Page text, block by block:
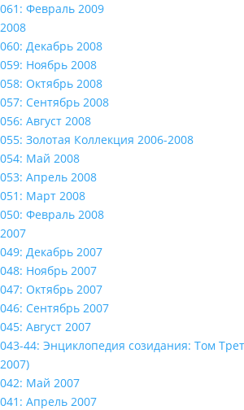
061: Февраль 2009
2008
060: Декабрь 2008
059: Ноябрь 2008
058: Октябрь 2008
057: Сентябрь 2008
056: Август 2008
055: Золотая Коллекция 2006-2008
054: Май 2008
053: Апрель 2008
051: Март 2008
050: Февраль 2008
2007
049: Декабрь 2007
048: Ноябрь 2007
047: Октябрь 2007
046: Сентябрь 2007
045: Август 2007
043-44: Энциклопедия созидания: Том
2007)
042: Май 2007
041: Апрель 2007